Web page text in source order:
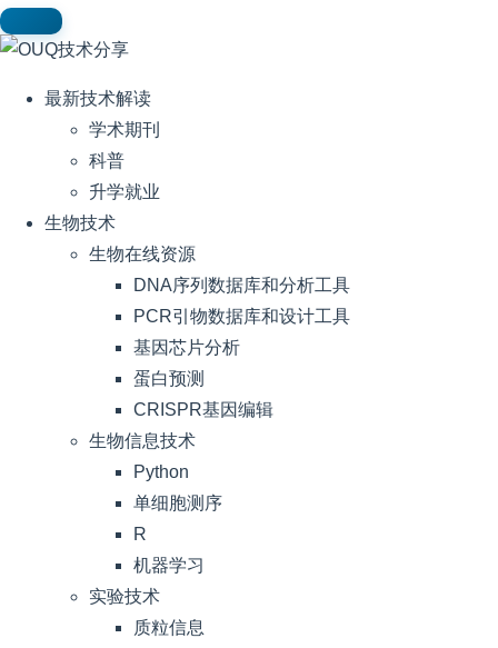
最新技术解读
学术期刊
科普
升学就业
生物技术
生物在线资源
DNA序列数据库和分析工具
PCR引物数据库和设计工具
基因芯片分析
蛋白预测
CRISPR基因编辑
生物信息技术
Python
单细胞测序
R
机器学习
实验技术
质粒信息